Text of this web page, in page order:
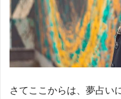
さてここからは、夢占い